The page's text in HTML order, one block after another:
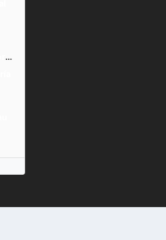
Milagro eucarístico de Florencia